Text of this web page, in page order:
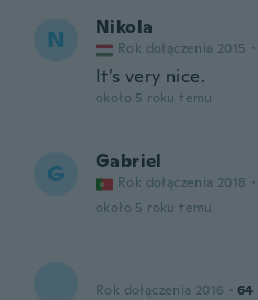
N Nikola
Rok dołączenia 2015 ·
It’s very nice.
około 5 roku temu
G Gabriel
Rok dołączenia 2018 ·
około 5 roku temu
Rok dołączenia 2016 · 64